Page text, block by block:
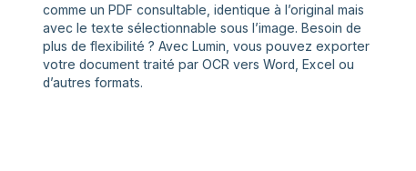
comme un PDF consultable, identique à l’original mais
avec le texte sélectionnable sous l’image. Besoin de
plus de flexibilité ? Avec Lumin, vous pouvez exporter
votre document traité par OCR vers Word, Excel ou
d’autres formats.